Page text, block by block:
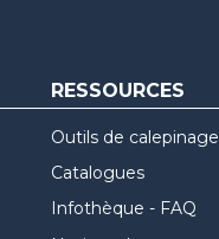
RESSOURCES
Outils de calepinage
Catalogues
Infothèque - FAQ